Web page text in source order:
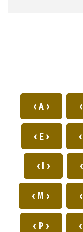
‹ A ›
‹ E ›
‹ I ›
‹ M ›
‹ P ›